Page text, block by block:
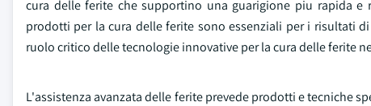
cura delle ferite che supportino una guarigione piu rapida
prodotti per la cura delle ferite sono essenziali per i risultati
ruolo critico delle tecnologie innovative per la cura delle ferite
L'assistenza avanzata delle ferite prevede prodotti e tecniche